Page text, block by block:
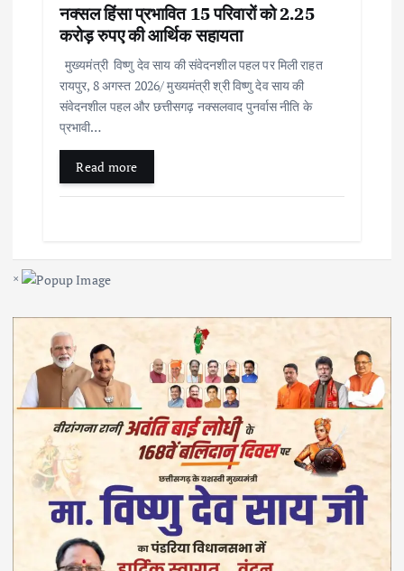
नक्सल हिंसा प्रभावित 15 परिवारों को 2.25
करोड़ रुपए की आर्थिक सहायता
मुख्यमंत्री विष्णु देव साय की संवेदनशील पहल पर मिली राहत
रायपुर, 8 अगस्त 2026/ मुख्यमंत्री श्री विष्णु देव साय की
संवेदनशील पहल और छत्तीसगढ़ नक्सलवाद पुनर्वास नीति के
प्रभावी…
Read more
×